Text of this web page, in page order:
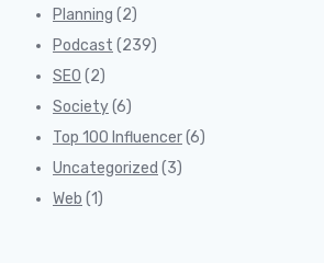
Planning (2)
Podcast (239)
SEO (2)
Society(6)
Top 100 Influencer(6)
Uncategorized (3)
Web (1)